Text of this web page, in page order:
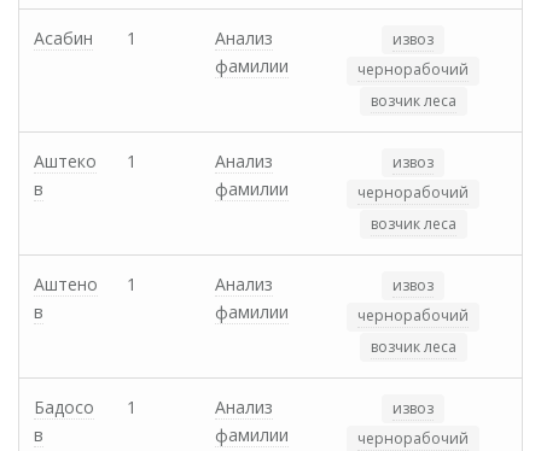
Асабин 1
Анализ
фамилии
извоз
чернорабочий
возчик леса
Аштеко
в
1
Анализ
фамилии
извоз
чернорабочий
возчик леса
Аштено
в
1
Анализ
фамилии
извоз
чернорабочий
возчик леса
Бадосо
в
1
Анализ
фамилии
извоз
чернорабочий